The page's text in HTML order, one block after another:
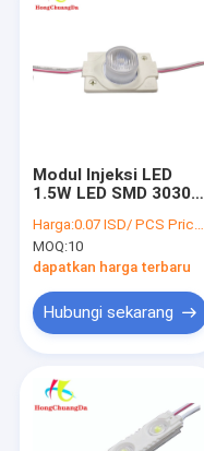
Produk
Modul Injeksi LED
1.5W LED SMD 3030
dekorasi kotak lampu
iklan
Harga:0.07 ISD/ PCS Price negotiable
MOQ:10
dapatkan harga terbaru
Hubungi sekarang